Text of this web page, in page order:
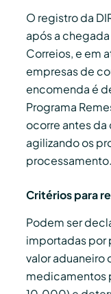
O registro da
após a
Correios, e em
empresas de
encomenda é
Programa
ocorre antes
agilizando os
processamento.
Critérios para
Podem ser
importadas por
valor aduaneiro
medicamentos